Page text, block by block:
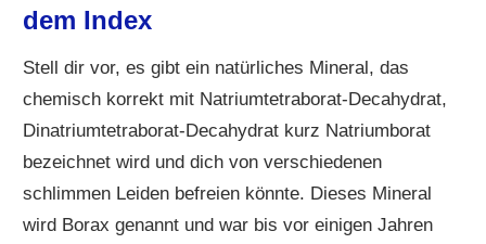
dem Index
Stell dir vor, es gibt ein natürliches Mineral, das
chemisch korrekt mit Natriumtetraborat-Decahydrat,
Dinatriumtetraborat-Decahydrat kurz Natriumborat
bezeichnet wird und dich von verschiedenen
schlimmen Leiden befreien könnte. Dieses Mineral
wird Borax genannt und war bis vor einigen Jahren